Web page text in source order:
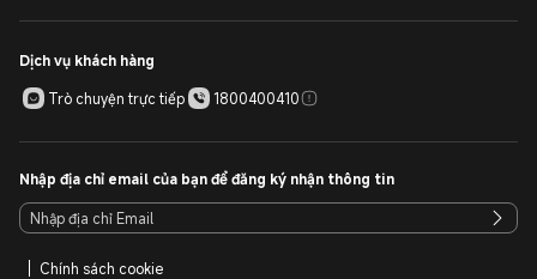
Dịch vụ khách hàng
Trò chuyện trực tiếp
1800400410
Nhập địa chỉ email của bạn để đăng ký nhận thông tin
Chính sách cookie